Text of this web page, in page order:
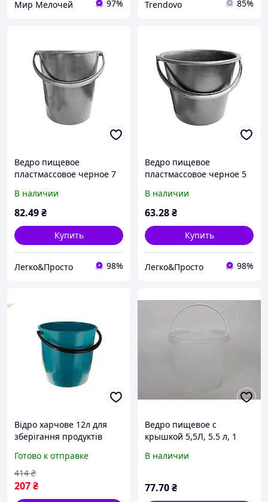
Мир Мелочей 97% Trendovo 85%
Ведро пищевое
пластмассовое черное 7
ручкой для хранения
продуктов, воды и
В наличии
82.49₴
Купить
Легко&Просто 98%
Ведро пищевое
пластмассовое черное 5
ручкой для хранения
продуктов, воды и
В наличии
63.28₴
Купить
Легко&Просто 98%
Відро харчове 12л для
зберігання продуктів
Мед
Готово к отправке
207₴
414 ₴
Ведро пищевое с
крышкой 5,5Л, 5.5 л, 1
цвет прозрачный,
для фасовки, хранения и
В наличии
77.70₴